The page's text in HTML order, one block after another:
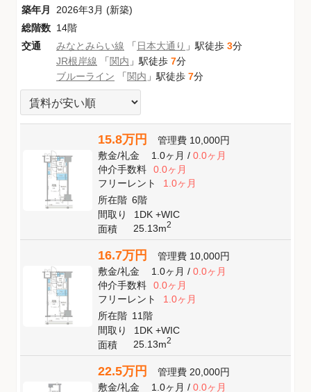
築年月
2026年3月 (新築)
総階数 14階
交通
みなとみらい線 「日本大通り 」駅徒歩 3分
JR根岸線 「関内 」駅徒歩 7分
ブルーライン 「関内 」駅徒歩 7分
15.8万円 管理費 10,000円
敷金/礼金 1.0ヶ月/ 0.0ヶ月
仲介手数料
0.0ヶ月
フリーレント
1.0ヶ月
所在階 6階
間取り
1DK +WIC
面積
25.13m2
16.7万円 管理費 10,000円
敷金/礼金 1.0ヶ月/ 0.0ヶ月
仲介手数料
0.0ヶ月
フリーレント
1.0ヶ月
所在階 11階
間取り
1DK +WIC
面積
25.13m2
22.5万円 管理費 20,000円
敷金/礼金 1.0ヶ月/ 0.0ヶ月